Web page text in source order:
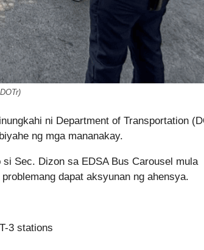
ni Department of Transportation
ng mga mananakay.
Sec. Dizon sa EDSA Bus Carousel mula
dapat aksyunan ng ahensya.
3 stations